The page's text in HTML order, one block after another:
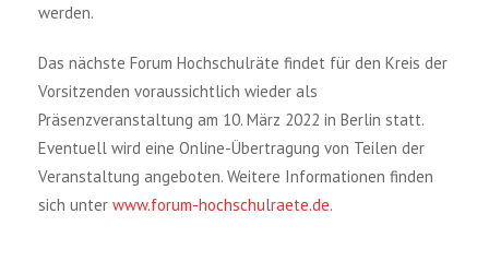
werden.
Das nächste Forum Hochschulräte findet für den Kreis der
Vorsitzenden voraussichtlich wieder als
Präsenzveranstaltung am 10. März 2022 in Berlin statt.
Eventuell wird eine Online-Übertragung von Teilen der
Veranstaltung angeboten. Weitere Informationen finden
sich unter www.forum-hochschulraete.de.